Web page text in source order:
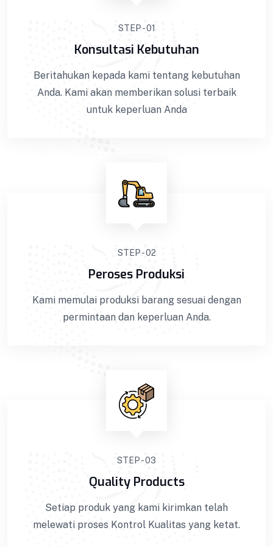
Tenda Pemandian
Tenda Pemandian BISA COD !! GARANSI Barang
100%! Dapatkan Keranda Kualitas Premium ||
Kami melakukan pemasaran ke seluruh Indonesia
STEP - 01
Konsultasi Kebutuhan
Beritahukan kepada kami tentang kebutuhan
Anda. Kami akan memberikan solusi terbaik
untuk keperluan Anda
STEP - 02
Peroses Produksi
Kami memulai produksi barang sesuai dengan
permintaan dan keperluan Anda.
STEP - 03
Quality Products
Setiap produk yang kami kirimkan telah
melewati proses Kontrol Kualitas yang ketat.